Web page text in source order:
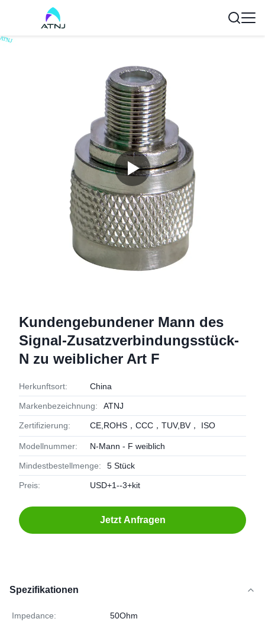
Kundengebundener Mann des
Signal-Zusatzverbindungsstück-
N zu weiblicher Art F
Herkunftsort: China
Markenbezeichnung: ATNJ
Zertifizierung: CE,ROHS，CCC，TUV,BV， ISO
Modellnummer: N-Mann - F weiblich
Mindestbestellmenge: 5 Stück
Preis: USD+1--3+kit
Jetzt Anfragen
Spezifikationen
Impedance: 50Ohm